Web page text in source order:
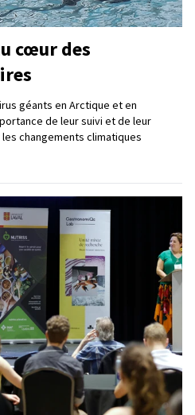
cœur des
géants en Arctique et en
de leur suivi et de leur
changements climatiques